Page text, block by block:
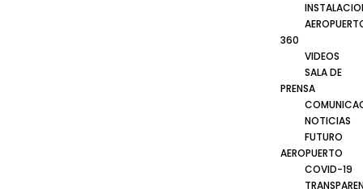
360
VIDEOS
SALA DE
PRENSA
NOTICIAS
FUTURO
AEROPUERTO
COVID-19